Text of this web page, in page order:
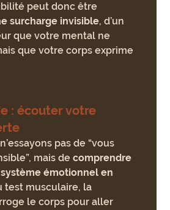
peut donc être
surcharge invisible, d’un
que votre mental ne
que votre corps exprime
: écouter votre
pas de “vous
mais de comprendre
émotionnel en
test musculaire, la
le corps pour aller